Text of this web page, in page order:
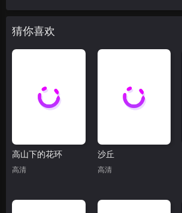
猜你喜欢
高山下的花环
高清
沙丘
高清